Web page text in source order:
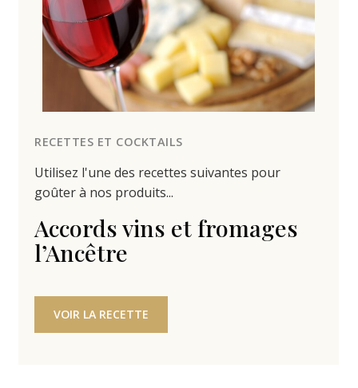
RECETTES ET COCKTAILS
Utilisez l'une des recettes suivantes pour
goûter à nos produits...
Accords vins et fromages
l’Ancêtre
VOIR LA RECETTE